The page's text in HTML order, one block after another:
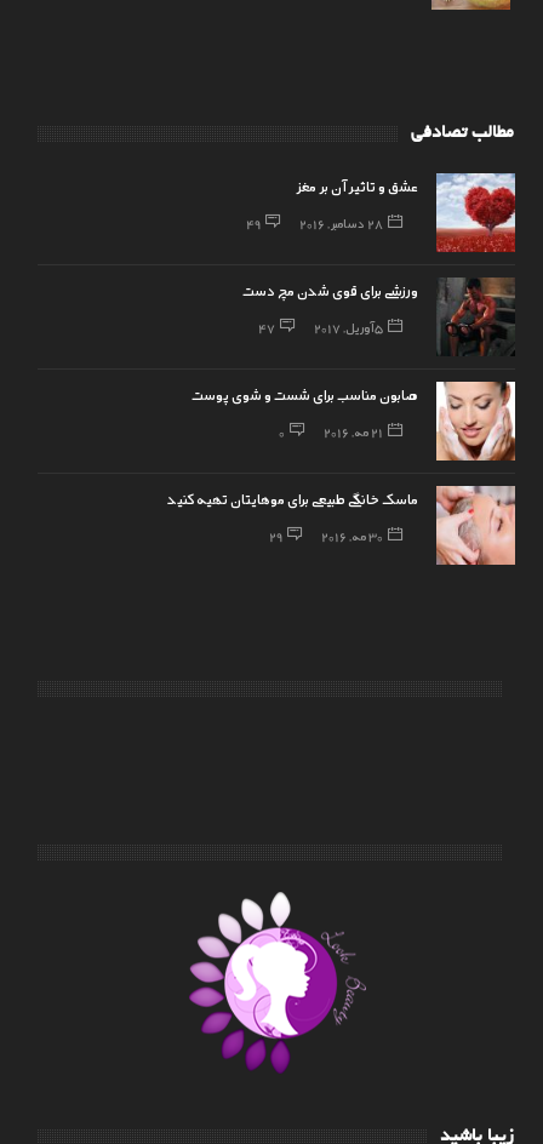
مطالب تصادفی
عشق و تاثیر آن بر مغز
28 دسامبر, 2016 49
ورزشی برای قوی شدن مچ دست
5 آوریل, 2017 47
صابون مناسب برای شست و شوی پوست
21 مه, 2016 0
ماسک خانگی طبیعی برای موهایتان تهیه کنید
30 مه, 2016 29
زیبا باشید